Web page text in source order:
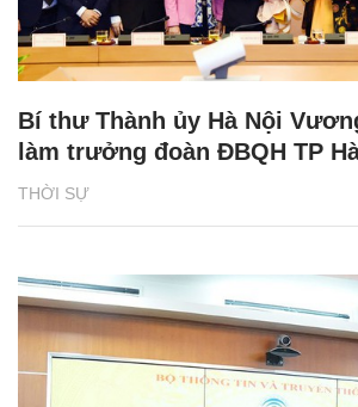
THỜI SỰ
Bí thư Thành ủy Hà Nội
làm trưởng đoàn ĐBQH TP